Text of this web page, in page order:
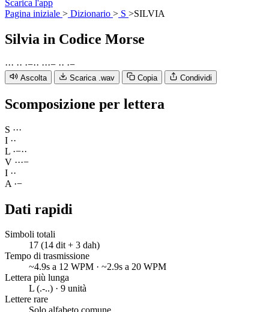
Scarica l'app
Pagina iniziale > Dizionario > S >SILVIA
Silvia in Codice Morse
··· ·· ·−·· ···− ·· ·−
Ascolta Scarica .wav Copia Condividi
Scomposizione per lettera
S ···
I ··
L ·−··
V ···−
I ··
A ·−
Dati rapidi
Simboli totali
17 (14 dit + 3 dah)
Tempo di trasmissione
~4.9s a 12 WPM · ~2.9s a 20 WPM
Lettera più lunga
L (.-..) · 9 unità
Lettere rare